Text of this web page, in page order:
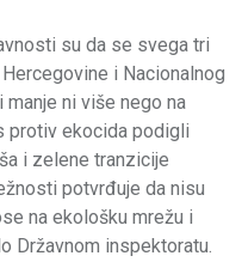
su da se svega tri
i Nacionalnog
manje ni više nego na
protiv ekocida podigli
i zelene tranzicije
potvrđuje da nisu
na ekološku mrežu i
Državnom inspektoratu.